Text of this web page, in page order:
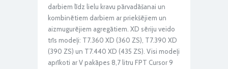
darbiem līdz lielu kravu pārvadāšanai un
kombinētiem darbiem ar priekšējiem un
aizmugurējiem agregātiem. XD sēriju veido
trīs modeļi: T7.360 XD (360 ZS), T7.390 XD
(390 ZS) un T7.440 XD (435 ZS). Visi modeļi
aprīkoti ar V pakāpes 8,7 litru FPT Cursor 9